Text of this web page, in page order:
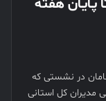
در نشستی که
مدیران کل استانی